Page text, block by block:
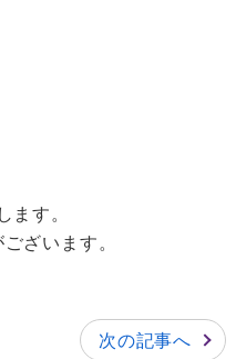
す。
ざいます。
次の記事へ